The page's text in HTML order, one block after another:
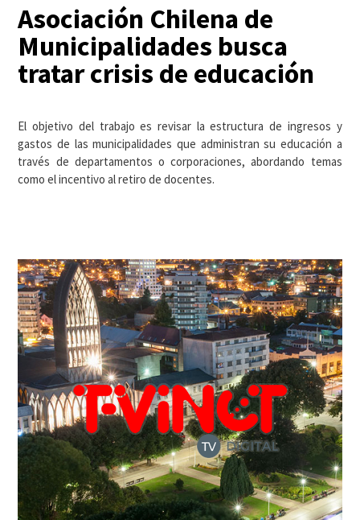
Asociación Chilena de
Municipalidades busca
tratar crisis de educación
El objetivo del trabajo es revisar la estructura de ingresos y
gastos de las municipalidades que administran su educación a
través de departamentos o corporaciones, abordando temas
como el incentivo al retiro de docentes.